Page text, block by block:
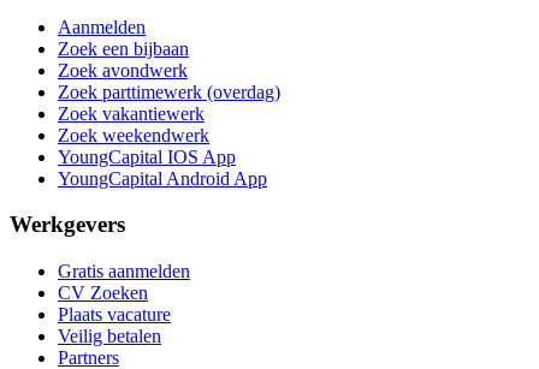
Aanmelden
Zoek een bijbaan
Zoek avondwerk
Zoek parttimewerk (overdag)
Zoek vakantiewerk
Zoek weekendwerk
YoungCapital IOS App
YoungCapital Android App
Werkgevers
Gratis aanmelden
CV Zoeken
Plaats vacature
Veilig betalen
Partners